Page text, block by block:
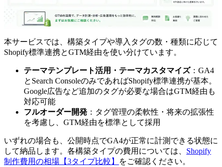
本サービスでは、構築タイプや導入タグの数・種類に応じて
Shopify標準連携とGTM経由を使い分けています。
テーマテンプレート活用・テーマカスタマイズ：GA4
とSearch ConsoleのみであればShopify標準連携が基本。
Google広告など追加のタグが必要な場合はGTM経由も
対応可能
フルオーダー開発 ：タグ管理の柔軟性・将来の拡張性
を考慮し、GTM経由を標準として採用
いずれの場合も、公開時点でGA4が正常に計測できる状態に
して納品します。各構築タイプの費用については、 Shopify
制作費用の相場【3タイプ比較】
をご確認ください。